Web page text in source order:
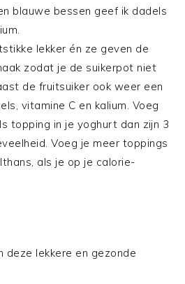
blauwe bessen geef ik dadels
lekker én ze geven de
zodat je de suikerpot niet
de fruitsuiker ook weer een
vitamine C en kalium. Voeg
topping in je yoghurt dan zijn 3
Voeg je meer toppings
als je op je calorie-
deze lekkere en gezonde